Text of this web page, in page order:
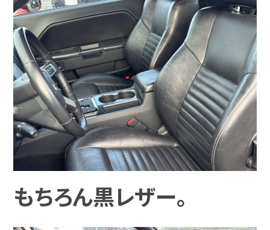
もちろん黒レザー。